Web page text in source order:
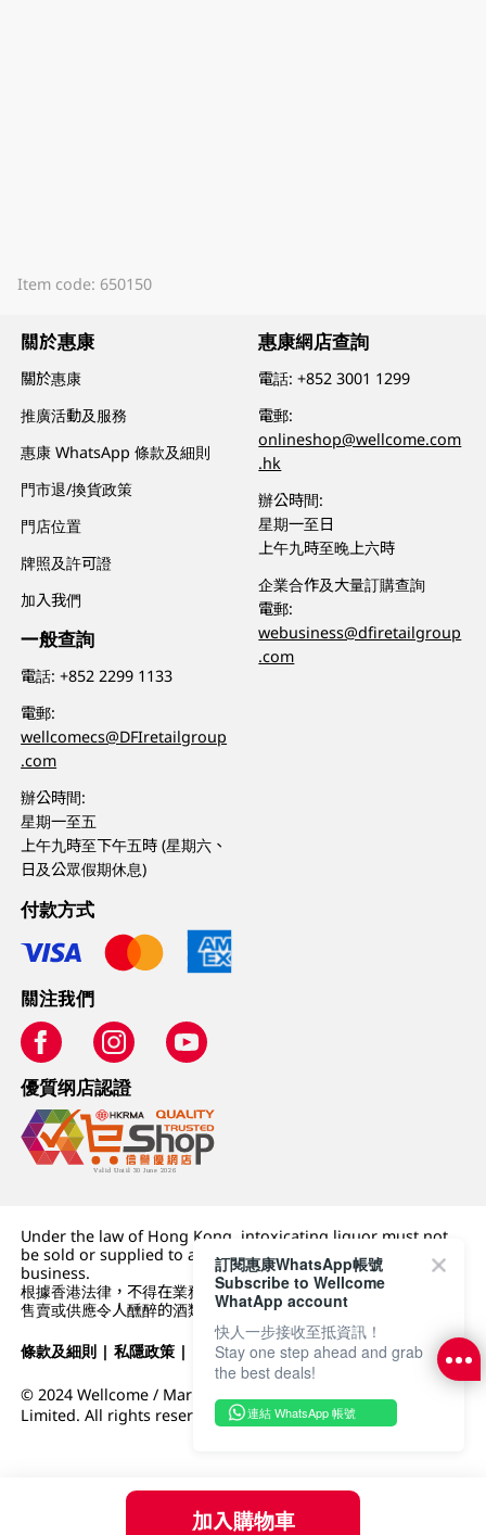
加入購物車
Item code: 650150
關於惠康
關於惠康
推廣活動及服務
惠康 WhatsApp 條款及細則
門市退/換貨政策
門店位置
牌照及許可證
加入我們
一般查詢
電話:+852 2299 1133
電郵:
wellcomecs@DFIretailgroup
.com
辦公時間:
星期一至五
上午九時至下午五時 (星期六、
日及公眾假期休息)
惠康網店查詢
電話:+852 3001 1299
電郵:
onlineshop@wellcome.com
.hk
辦公時間:
星期一至日
上午九時至晚上六時
企業合作及大量訂購查詢
電郵:
webusiness@dfiretailgroup
.com
付款方式
關注我們
優質纲店認證
Under the law of Hong Kong, intoxicating liquor must not
be sold or supplied to a minor (under 18) in the course of
business.
根據香港法律，不得在業務過程中，向未成年人 (18 歲以下人士)
售賣或供應令人醺醉的酒類。
條款及細則 |私隱政策 | DFI零售集團
© 2024 Wellcome / Market Place. The Dairy Farm Company
Limited. All rights reserved.
訂閱惠康WhatsApp帳號
Subscribe to Wellcome
WhatApp account
快人一步接收至抵資訊！
Stay one step ahead and grab
the best deals!
連結 WhatsApp 帳號